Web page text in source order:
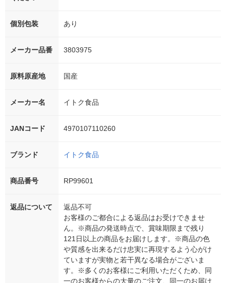
個別包装 あり
メーカー品番 3803975
原料原産地 国産
メーカー名 イトク食品
JANコード 4970107110260
ブランド イトク食品
商品番号 RP99601
返品について
返品不可
お客様のご都合による返品はお受けできませ
ん。※商品の発送時点で、賞味期限まで残り
121日以上の商品をお届けします。※商品の色
や質感を出来るだけ忠実に再現するよう心がけ
ていますが実物と若干異なる場合がございま
す。※多くのお客様にご利用いただくため、同
一のお客様からの大量のご注文、同一のお届け